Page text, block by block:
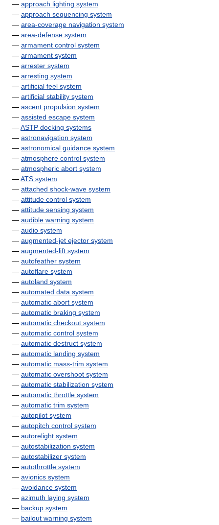
— approach lighting system
— approach sequencing system
— area-coverage navigation system
— area-defense system
— armament control system
— armament system
— arrester system
— arresting system
— artificial feel system
— artificial stability system
— ascent propulsion system
— assisted escape system
—ASTP docking systems
— astronavigation system
— astronomical guidance system
— atmosphere control system
— atmospheric abort system
—ATS system
— attached shock-wave system
— attitude control system
— attitude sensing system
— audible warning system
— audio system
— augmented-jet ejector system
— augmented-lift system
— autofeather system
— autoflare system
— autoland system
— automated data system
— automatic abort system
— automatic braking system
— automatic checkout system
— automatic control system
— automatic destruct system
— automatic landing system
— automatic mass-trim system
— automatic overshoot system
— automatic stabilization system
— automatic throttle system
— automatic trim system
— autopilot system
— autopitch control system
— autorelight system
— autostabilization system
— autostabilizer system
— autothrottle system
— avionics system
— avoidance system
— azimuth laying system
— backup system
— bailout warning system